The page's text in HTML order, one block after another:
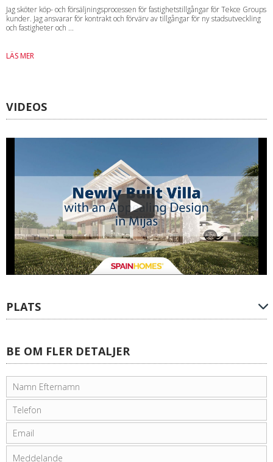
Jag sköter köp- och försäljningsprocessen för fastighetstillgångar för Tekce Groups
kunder. Jag ansvarar för kontrakt och förvärv av tillgångar för ny stadsutveckling
och fastigheter och ...
LÄS MER
VIDEOS
PLATS
BE OM FLER DETALJER